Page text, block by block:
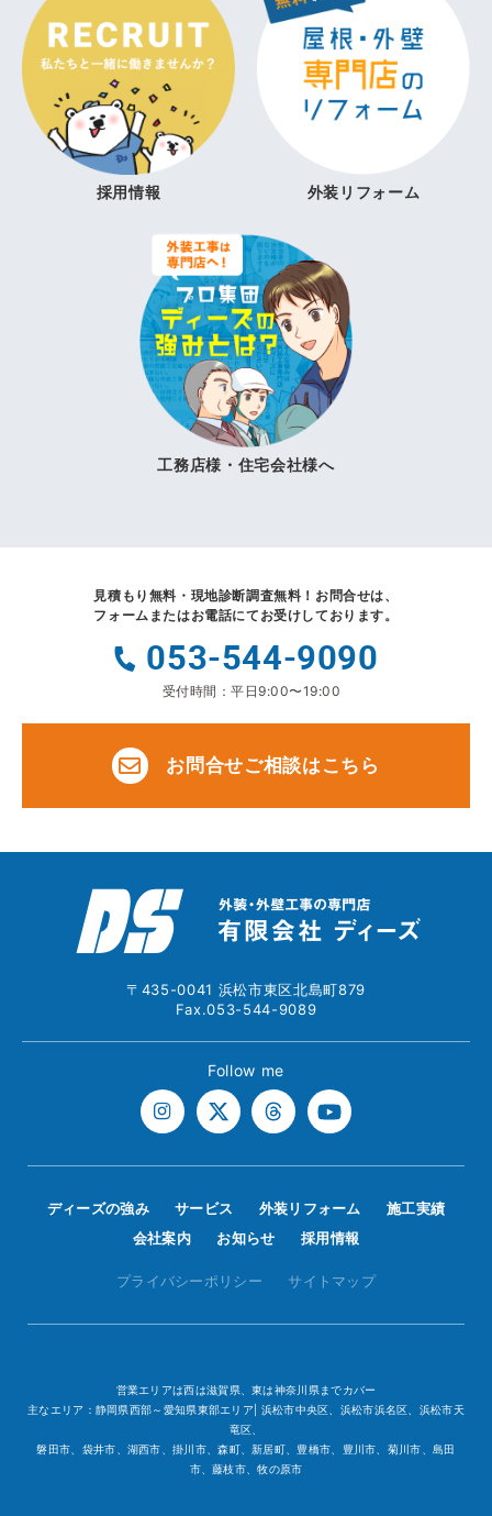
採用情報 外装リフォーム
工務店様・住宅会社様へ
見積もり無料・現地診断調査無料！ お問合せは、
フォームまたはお電話にてお受けしております。
053-544-9090
受付時間：平日9:00〜19:00
お問合せご相談はこちら
〒435-0041 浜松市東区北島町879
Fax.053-544-9089
Follow me
ディーズの強み サービス 外装リフォーム
施工実績
会社案内
お知らせ 採用情報
プライバシーポリシー サイトマップ
営業エリアは西は滋賀県、東は神奈川県までカバー
主なエリア：静岡県西部～愛知県東部エリア| 浜松市中央区、浜松市浜名区、浜松市天
竜区、
磐田市、袋井市、湖西市、掛川市、森町、新居町、豊橋市、豊川市、菊川市、島田
市、藤枝市、牧の原市